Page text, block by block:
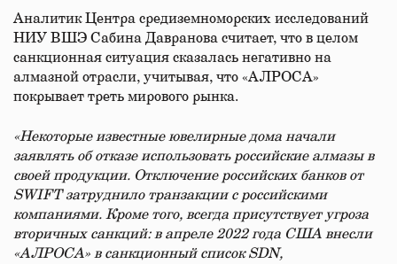
Аналитик Центра средиземноморских исследований
НИУ ВШЭ Сабина Давранова считает, что в целом
санкционная ситуация сказалась негативно на
алмазной отрасли, учитывая, что «АЛРОСА»
покрывает треть мирового рынка.
«Некоторые известные ювелирные дома начали
заявлять об отказе использовать российские алмазы в
своей продукции. Отключение российских банков от
SWIFT затруднило транзакции с российскими
компаниями. Кроме того, всегда присутствует угроза
вторичных санкций: в апреле 2022 года США внесли
«АЛРОСА» в санкционный список SDN,